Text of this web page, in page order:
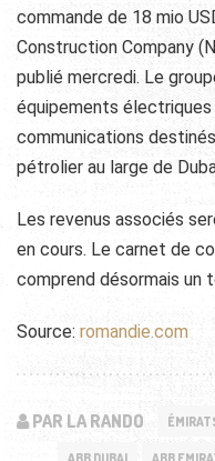
commande de 18 mio
Construction Company
publié mercredi. Le
équipements
communications
pétrolier au large de
Les revenus associés
en cours. Le carnet de
comprend désormais un
Source: romandie.com
PAR LA RANDO